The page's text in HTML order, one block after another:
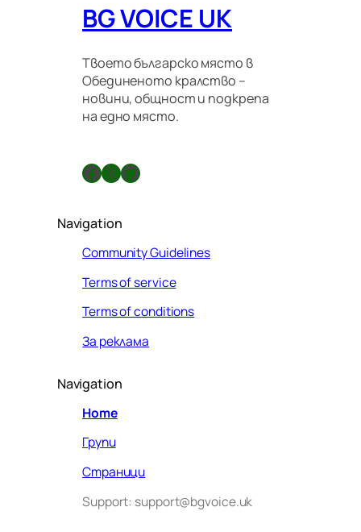
BG VOICE UK
Твоето българско място в
Обединеното кралство –
новини, общност и подкрепа
на едно място.
Facebook X GitHub
Navigation
Community Guidelines
Terms of service
Terms of conditions
За реклама
Navigation
Home
Групи
Страници
Support: support@bgvoice.uk